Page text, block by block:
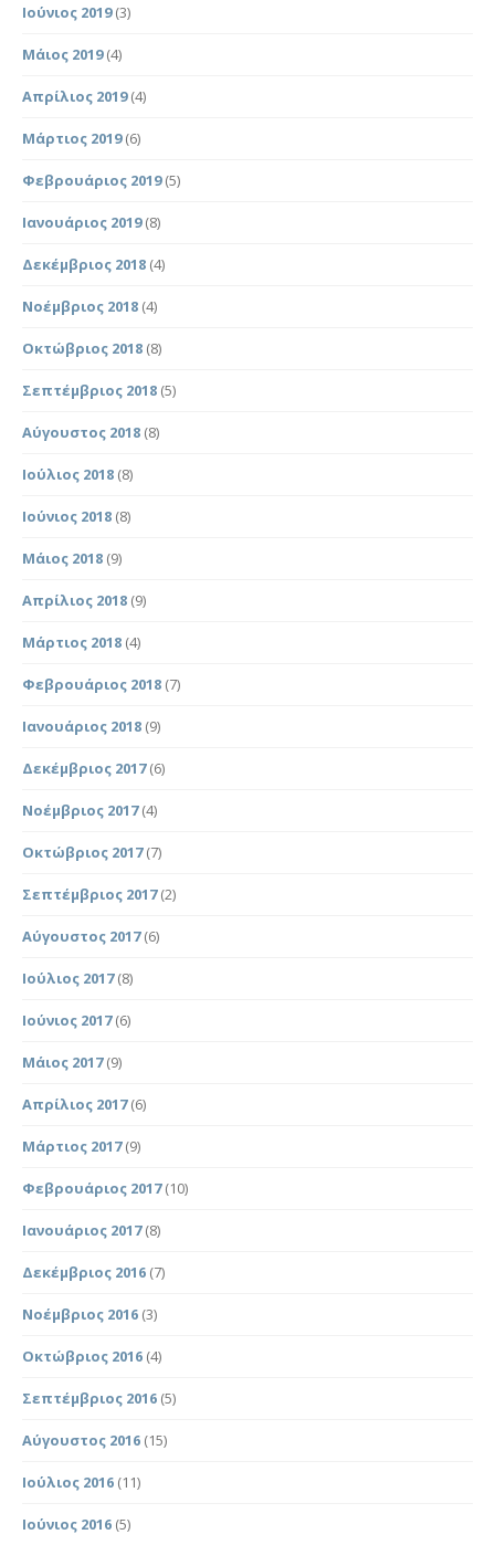
Ιούνιος 2019(3)
Μάιος 2019(4)
Απρίλιος 2019(4)
Μάρτιος 2019(6)
Φεβρουάριος 2019(5)
Ιανουάριος 2019(8)
Δεκέμβριος 2018 (4)
Νοέμβριος 2018 (4)
Οκτώβριος 2018 (8)
Σεπτέμβριος 2018 (5)
Αύγουστος 2018 (8)
Ιούλιος 2018 (8)
Ιούνιος 2018 (8)
Μάιος 2018 (9)
Απρίλιος 2018 (9)
Μάρτιος 2018 (4)
Φεβρουάριος 2018 (7)
Ιανουάριος 2018 (9)
Δεκέμβριος 2017(6)
Νοέμβριος 2017(4)
Οκτώβριος 2017(7)
Σεπτέμβριος 2017(2)
Αύγουστος 2017(6)
Ιούλιος 2017(8)
Ιούνιος 2017(6)
Μάιος 2017(9)
Απρίλιος 2017(6)
Μάρτιος 2017(9)
Φεβρουάριος 2017(10)
Ιανουάριος 2017(8)
Δεκέμβριος 2016 (7)
Νοέμβριος 2016 (3)
Οκτώβριος 2016 (4)
Σεπτέμβριος 2016 (5)
Αύγουστος 2016 (15)
Ιούλιος 2016 (11)
Ιούνιος 2016 (5)